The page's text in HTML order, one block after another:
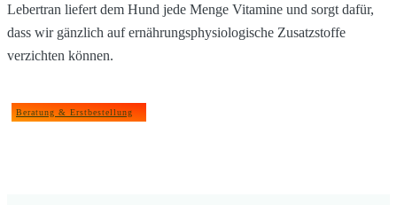
Lebertran liefert dem Hund jede Menge Vitamine und sorgt dafür,
dass wir gänzlich auf ernährungsphysiologische Zusatzstoffe
verzichten können.
Beratung & Erstbestellung